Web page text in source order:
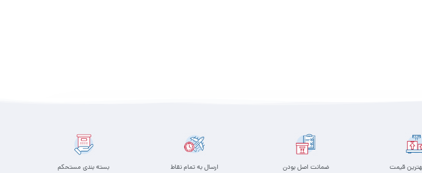
قیمت ضمانت اصل بودن ارسال به تمام نقاط بسته بندی مستحکم